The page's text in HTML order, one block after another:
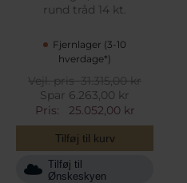
rund tråd 14 kt.
Fjernlager (3-10
hverdage*)
Vejl. pris31.315,00 kr
Spar 6.263,00 kr
Pris:
25.052,00 kr
Tilføj til kurv
Tilføj til
Ønskeskyen